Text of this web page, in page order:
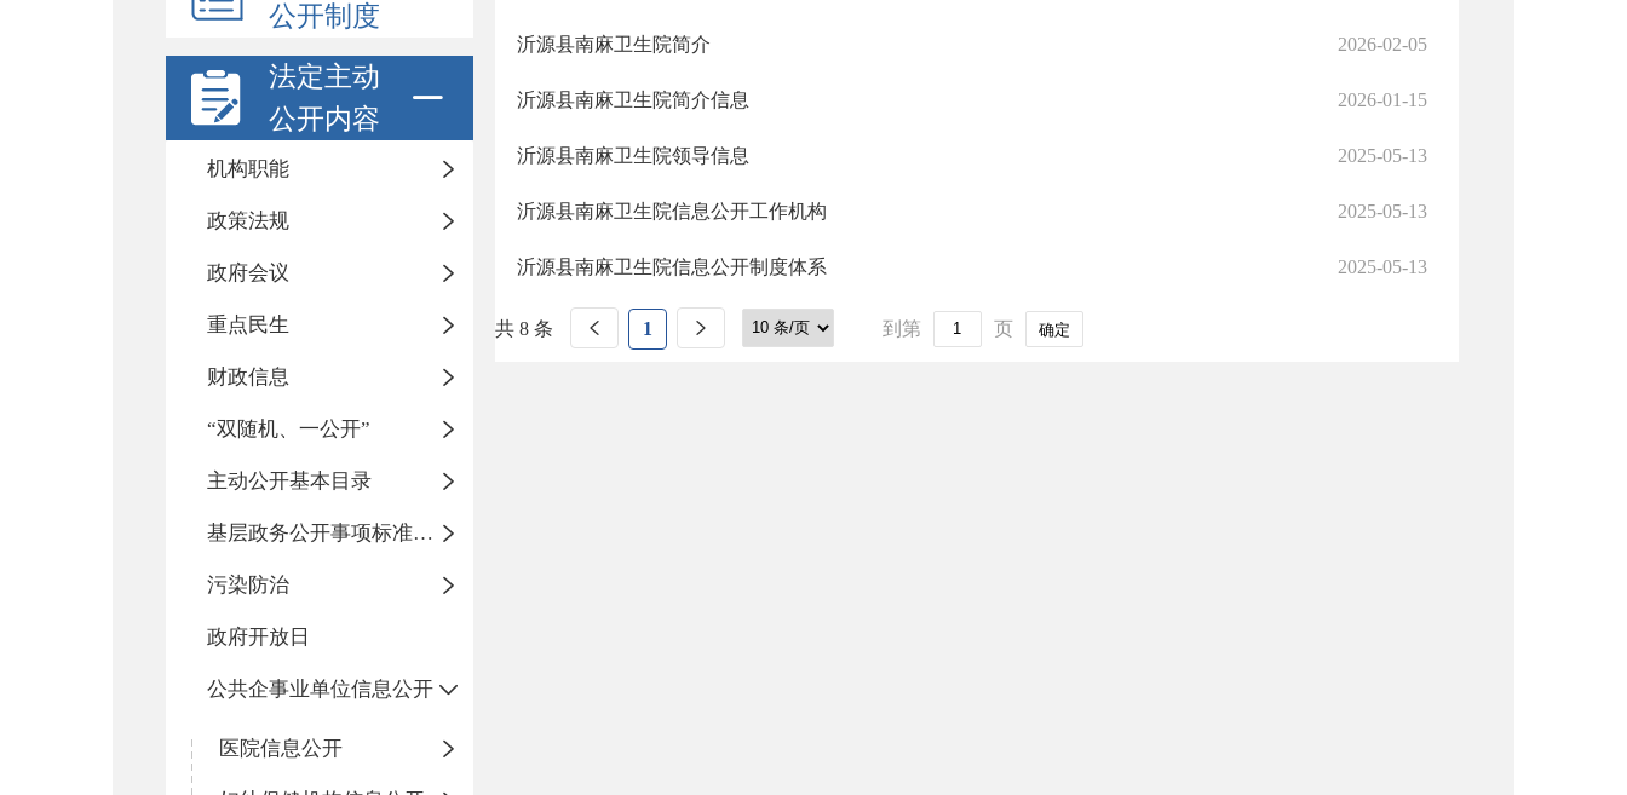
公开制度
法定主动
公开内容
机构职能
政策法规
政府会议
重点民生
财政信息
“双随机、一公开”
主动公开基本目录
基层政务公开事项标准目录
污染防治
政府开放日
公共企事业单位信息公开
医院信息公开
沂源县南麻卫生院简介 2026-02-05
沂源县南麻卫生院简介信息 2026-01-15
沂源县南麻卫生院领导信息 2025-05-13
沂源县南麻卫生院信息公开工作机构 2025-05-13
沂源县南麻卫生院信息公开制度体系 2025-05-13
共 8 条 1 到第 页 确定